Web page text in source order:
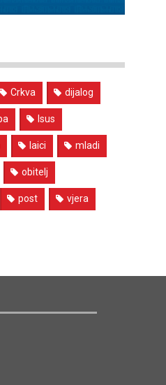
Crkva dijalog
Isus
laici mladi
obitelj
post vjera